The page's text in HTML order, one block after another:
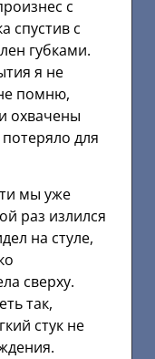
с
спустив с
губками.
я не
помню,
охвачены
для
мы уже
раз излился
на стуле,
сверху.
так,
стук не